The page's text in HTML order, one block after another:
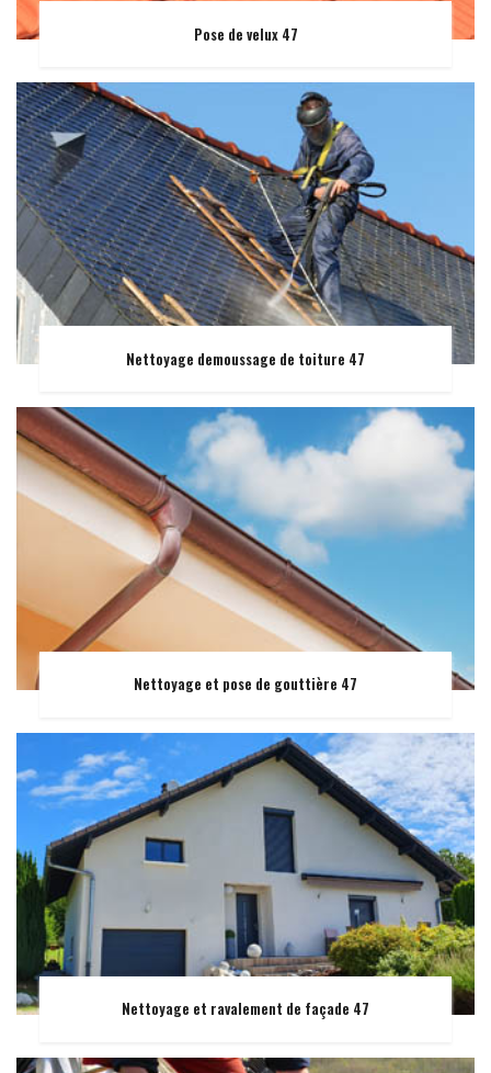
Pose de velux 47
Nettoyage demoussage de toiture 47
Nettoyage et pose de gouttière 47
Nettoyage et ravalement de façade 47